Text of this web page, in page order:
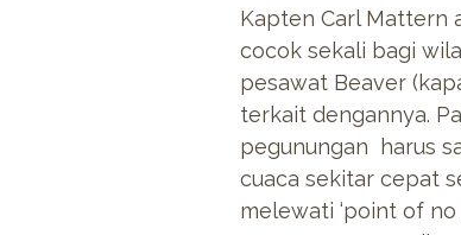
Kapten Carl Mattern
cocok sekali bagi
pesawat Beaver
terkait dengannya.
pegunungan harus
cuaca sekitar cepat
melewati ‘point of